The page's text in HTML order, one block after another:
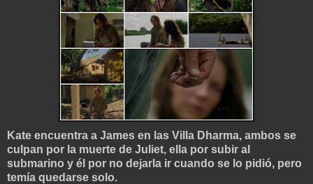
Kate encuentra a James en las Villa Dharma, ambos se
culpan por la muerte de Juliet, ella por subir al
submarino y él por no dejarla ir cuando se lo pidió, pero
temía quedarse solo.